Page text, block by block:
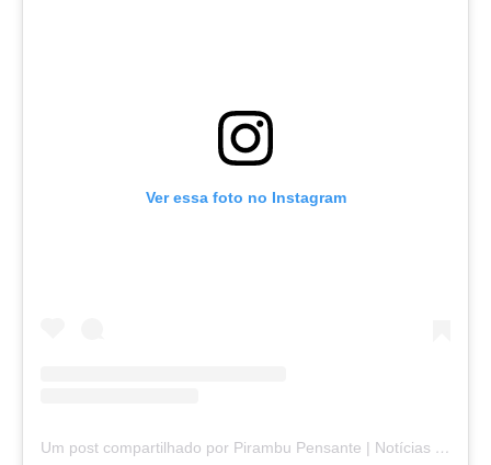
Ver essa foto no Instagram
Um post compartilhado por Pirambu Pensante | Notícias & Entretenimento (@pirambupensante)